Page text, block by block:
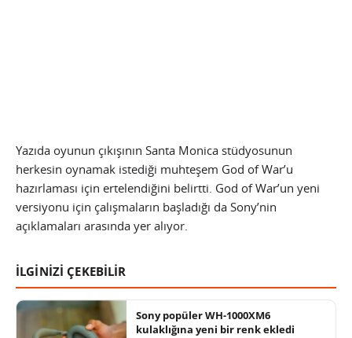
Yazıda oyunun çıkışının Santa Monica stüdyosunun
herkesin oynamak istediği muhteşem God of War’u
hazırlaması için ertelendiğini belirtti. God of War’un yeni
versiyonu için çalışmaların başladığı da Sony’nin
açıklamaları arasında yer alıyor.
İLGİNİZİ ÇEKEBİLİR
Sony popüler WH-1000XM6
kulaklığına yeni bir renk ekledi